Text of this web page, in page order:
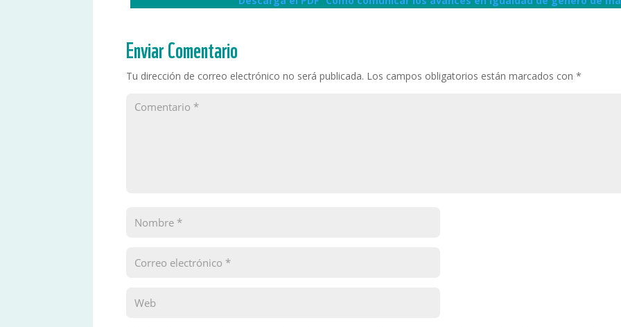
Enviar Comentario
Tu dirección de correo electrónico no será publicada. Los campos obligatorios están marcados con*